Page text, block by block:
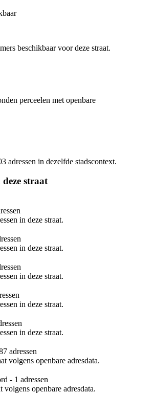
beschikbaar voor deze straat.
perceelen met openbare
adressen in dezelfde stadscontext.
straat
in deze straat.
in deze straat.
in deze straat.
in deze straat.
in deze straat.
adressen
volgens openbare adresdata.
- 1 adressen
volgens openbare adresdata.